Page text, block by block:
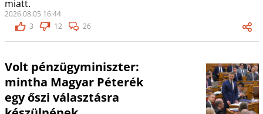
miatt.
2026.08.05 16:44
3
12 26
Volt pénzügyminiszter:
mintha Magyar Péterék
egy őszi választásra